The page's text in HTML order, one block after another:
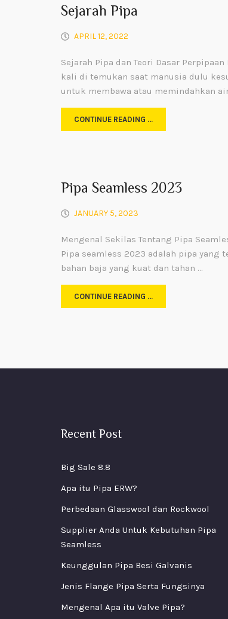
Sejarah Pipa
APRIL 12, 2022
Sejarah Pipa dan Teori Dasar Perpipaan
kali di temukan saat manusia dulu
untuk membawa atau memindahkan
CONTINUE READING …
Pipa Seamless 2023
JANUARY 5, 2023
Mengenal Sekilas Tentang Pipa
Pipa seamless 2023 adalah pipa yang
bahan baja yang kuat dan tahan …
CONTINUE READING …
Recent Post
Big Sale 8.8
Apa itu Pipa ERW?
Perbedaan Glasswool dan Rockwool
Supplier Anda Untuk Kebutuhan Pipa
Seamless
Keunggulan Pipa Besi Galvanis
Jenis Flange Pipa Serta Fungsinya
Mengenal Apa itu Valve Pipa?